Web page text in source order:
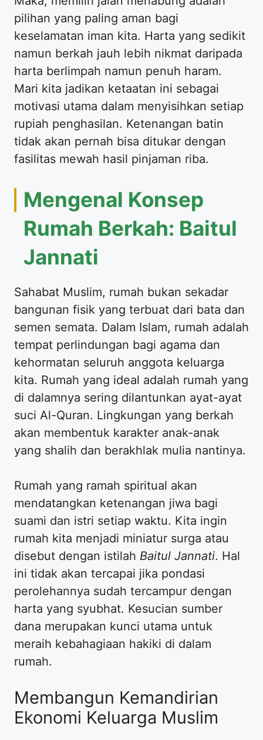
pilihan yang paling aman bagi
keselamatan iman kita. Harta yang sedikit
namun berkah jauh lebih nikmat daripada
harta berlimpah namun penuh haram.
Mari kita jadikan ketaatan ini sebagai
motivasi utama dalam menyisihkan setiap
rupiah penghasilan. Ketenangan batin
tidak akan pernah bisa ditukar dengan
fasilitas mewah hasil pinjaman riba.
Mengenal Konsep
Rumah Berkah: Baitul
Jannati
Sahabat Muslim, rumah bukan sekadar
bangunan fisik yang terbuat dari bata dan
semen semata. Dalam Islam, rumah adalah
tempat perlindungan bagi agama dan
kehormatan seluruh anggota keluarga
kita. Rumah yang ideal adalah rumah yang
di dalamnya sering dilantunkan ayat-ayat
suci Al-Quran. Lingkungan yang berkah
akan membentuk karakter anak-anak
yang shalih dan berakhlak mulia nantinya.
Rumah yang ramah spiritual akan
mendatangkan ketenangan jiwa bagi
suami dan istri setiap waktu. Kita ingin
rumah kita menjadi miniatur surga atau
disebut dengan istilah Baitul Jannati. Hal
ini tidak akan tercapai jika pondasi
perolehannya sudah tercampur dengan
harta yang syubhat. Kesucian sumber
dana merupakan kunci utama untuk
meraih kebahagiaan hakiki di dalam
rumah.
Membangun Kemandirian
Ekonomi Keluarga Muslim